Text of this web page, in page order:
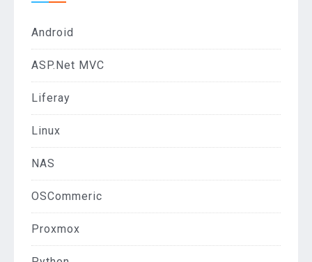
Android
ASP.Net MVC
Liferay
Linux
NAS
OSCommeric
Proxmox